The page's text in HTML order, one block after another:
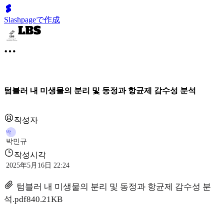
Slashpageで作成
텀블러 내 미생물의 분리 및 동정과 항균제 감수성 분석
작성자
박
박민규
작성시각
2025年5月16日 22:24
텀블러 내 미생물의 분리 및 동정과 항균제 감수성 분
석.pdf840.21KB